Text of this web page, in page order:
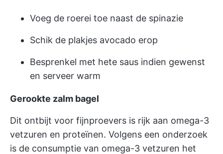
Voeg de roerei toe naast de spinazie
Schik de plakjes avocado erop
Besprenkel met hete saus indien gewenst
en serveer warm
Gerookte zalm bagel
Dit ontbijt voor fijnproevers is rijk aan omega-3
vetzuren en proteïnen. Volgens een onderzoek
is de consumptie van omega-3 vetzuren het